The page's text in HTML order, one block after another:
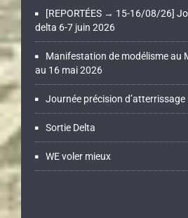
[REPORTÉES → 15-16/08/26]
delta 6-7 juin 2026
Manifestation de modélisme au
au 16 mai 2026
Journée précision d’atterrissage
Sortie Delta
WE voler mieux